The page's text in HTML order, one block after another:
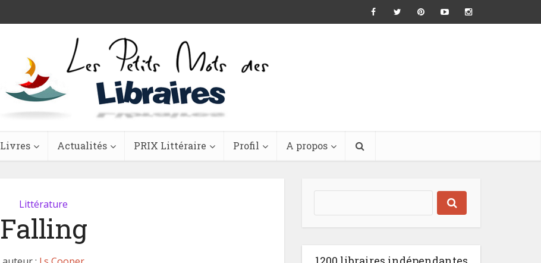
Livres Actualités PRIX Littéraire Profil A propos
Littérature
Falling